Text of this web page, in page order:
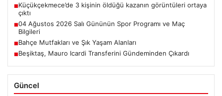
■Küçükçekmece’de 3 kişinin öldüğü kazanın görüntüleri ortaya
çıktı
■04 Ağustos 2026 Salı Gününün Spor Programı ve Maç
Bilgileri
■Bahçe Mutfakları ve Şık Yaşam Alanları
■Beşiktaş, Mauro Icardi Transferini Gündeminden Çıkardı
Güncel